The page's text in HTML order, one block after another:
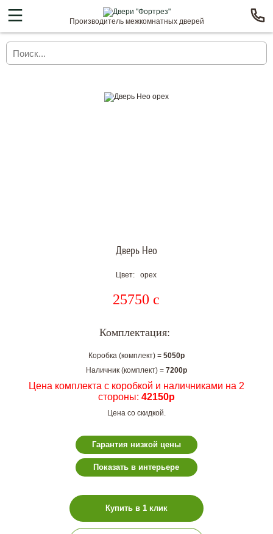
Производитель межкомнатных дверей
Дверь Нео
Цвет: орех
25750 c
Комплектация:
Коробка (комплект) = 5050р
Наличник (комплект) = 7200р
Цена комплекта с коробкой и наличниками на 2
стороны: 42150р
Цена со скидкой.
Гарантия низкой цены
Показать в интерьере
Купить в 1 клик